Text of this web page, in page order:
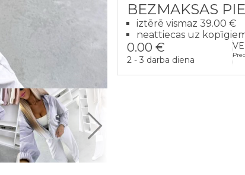
BEZMAKSAS
iztērē vismaz 39.00 €
neattiecas uz
0.00 €
2 - 3 darba diena